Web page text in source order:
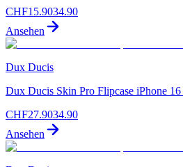
CHF15.9034.90
Ansehen
Dux Ducis
Dux Ducis Skin Pro Flipcase iPhone
CHF27.9034.90
Ansehen